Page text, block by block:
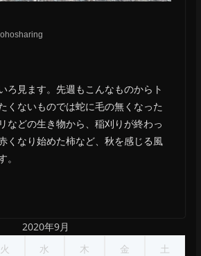
ろ見ます。先週もこんなものからト
くないものでは蛇に毛の無くなった
などの生き物から、稲刈りが終わっ
くなり始めた柿など、秋を感じる風
2020年9月
火 水 木 金
土